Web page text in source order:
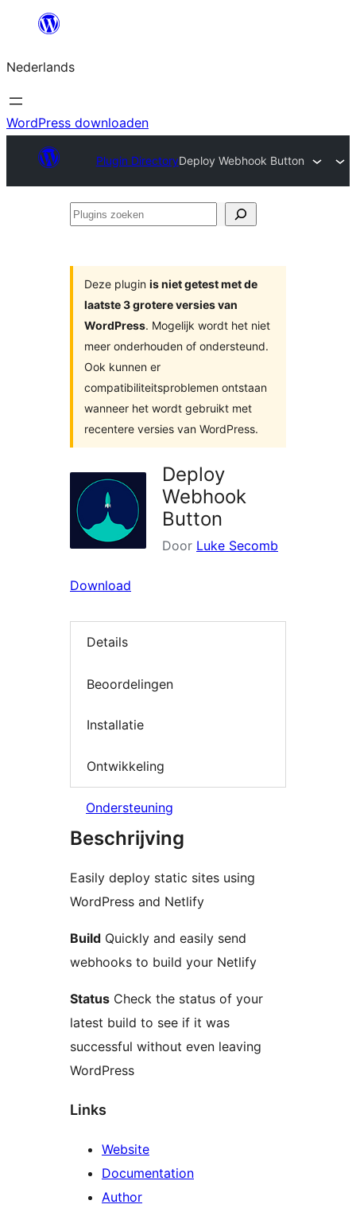
de
inhoud
Nederlands
WordPress downloaden
Plugin DirectoryDeploy Webhook Button
Plugins
Deze plugin is niet getest met de
laatste 3 grotere versies van
WordPress. Mogelijk wordt het niet
meer onderhouden of ondersteund.
Ook kunnen er
compatibiliteitsproblemen ontstaan
wanneer het wordt gebruikt met
recentere versies van WordPress.
Deploy
Webhook
Button
Door Luke Secomb
Download
Details
Beoordelingen
Installatie
Ontwikkeling
Ondersteuning
Beschrijving
Easily deploy static sites using
WordPress and Netlify
Build Quickly and easily send
webhooks to build your Netlify
Status Check the status of your
latest build to see if it was
successful without even leaving
WordPress
Links
Website
Documentation
Author